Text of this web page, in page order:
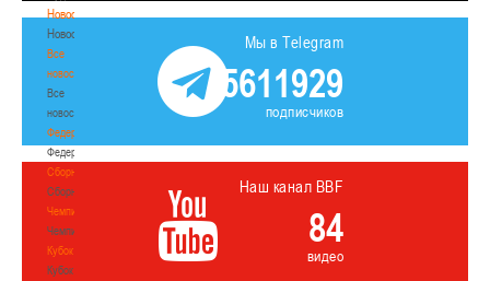
Новости
Новости
Все
новости
Все
новости
Федерация
Федерация
Сборные
Сборные
Чемпионат
Чемпионат
Кубок
Кубок
Мы в Telegram
5611929
подписчиков
Наш канал BBF
84
видео